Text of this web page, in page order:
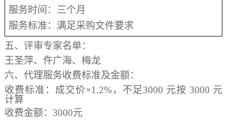
服务时间：三个月
服务标准：满足采购文件要求
五、评审专家名单：
王圣萍、仵广海、梅龙
六、代理服务收费标准及金额：
收费标准：成交价×1.2%，不足3000 元按 3000 元
计算
收费金额： 3000元